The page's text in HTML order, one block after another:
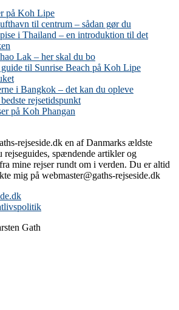
på Koh Lipe
til centrum – sådan gør du
i Thailand – en introduktion til det
Lak – her skal du bo
til Sunrise Beach på Koh Lipe
i Bangkok – det kan du opleve
rejsetidspunkt
på Koh Phangan
rejseside.dk en af Danmarks ældste
rejseguides, spændende artikler og
mine rejser rundt om i verden. Du er altid
mig på webmaster@gaths-rejseside.dk
Gath